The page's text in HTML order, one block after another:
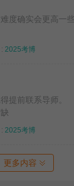
确实会更高一
2025考博
提前联系导师
2025考博
更多内容